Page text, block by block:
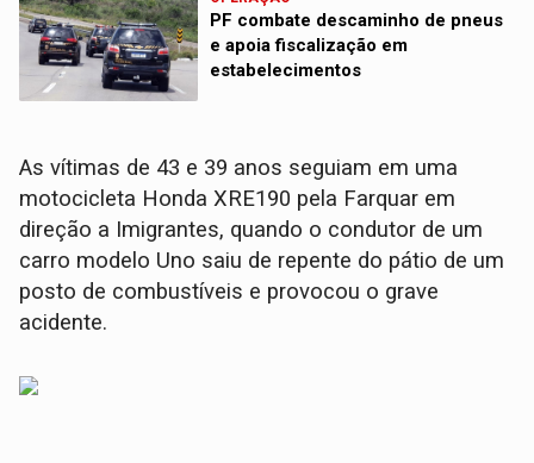
PF combate descaminho de pneus
e apoia fiscalização em
estabelecimentos
As vítimas de 43 e 39 anos seguiam em uma
motocicleta Honda XRE190 pela Farquar em
direção a Imigrantes, quando o condutor de um
carro modelo Uno saiu de repente do pátio de um
posto de combustíveis e provocou o grave
acidente.